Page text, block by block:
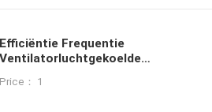
Efficiëntie Frequentie
Ventilatorluchtgekoelde
eenheden voor koelruimte
Price： 1